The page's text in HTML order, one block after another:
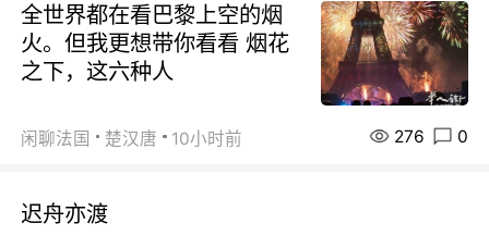
全世界都在看巴黎上空的烟
火。但我更想带你看看 烟花
之下，这六种人
闲聊法国 楚汉唐 10小时前 276 0
迟舟亦渡